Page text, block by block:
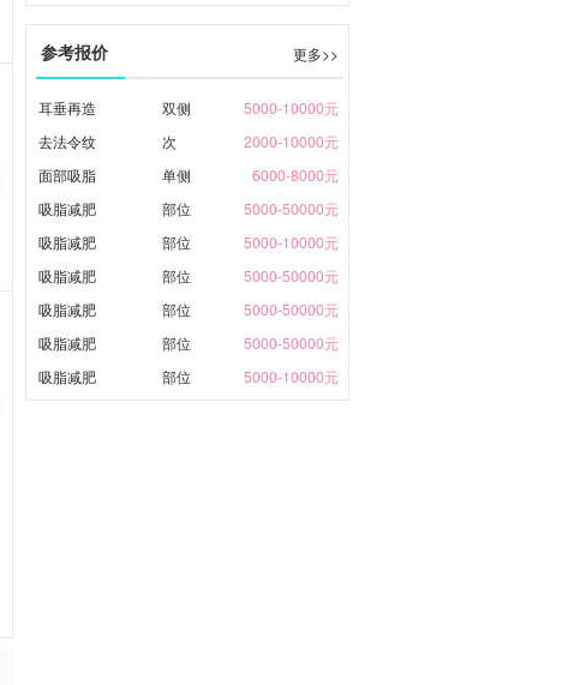
参考报价 更多>>
耳垂再造 双侧
5000-10000元
去法令纹
次
2000-10000元
面部吸脂
单侧
6000-8000元
吸脂减肥
部位
5000-50000元
吸脂减肥
部位
5000-10000元
吸脂减肥
部位
5000-50000元
吸脂减肥
部位
5000-50000元
吸脂减肥
部位
5000-50000元
吸脂减肥
部位 5000-10000元